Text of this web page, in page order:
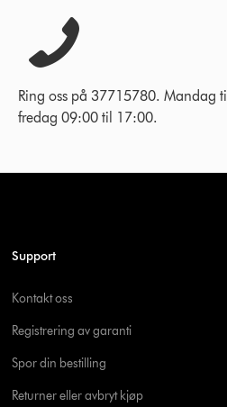
Ring oss på 37715780. Mandag til
fredag 09:00 til 17:00.
Support
Kontakt oss
Registrering av garanti
Spor din bestilling
Returner eller avbryt kjøp